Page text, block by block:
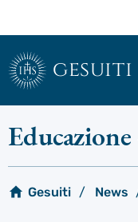
contenuto
principale
gesuiti
Educazione
Gesuiti News